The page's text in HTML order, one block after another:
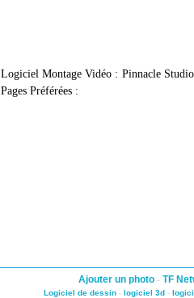
Logiciel Montage Vidéo : Pinnacle
Pages Préférées :
Ajouter un photo - TF
Logiciel de dessin - logiciel 3d -